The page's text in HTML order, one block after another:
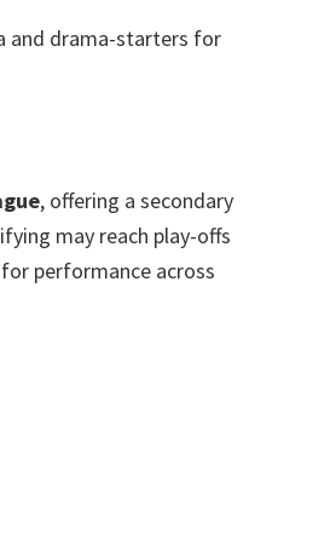
and drama-starters for
, offering a secondary
may reach play-offs
performance across